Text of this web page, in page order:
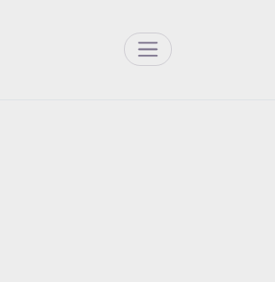
Menu